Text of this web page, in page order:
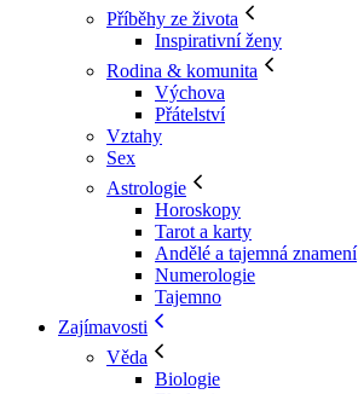
Příběhy ze života
Inspirativní ženy
Rodina & komunita
Výchova
Přátelství
Vztahy
Sex
Astrologie
Horoskopy
Tarot a karty
Andělé a tajemná znamení
Numerologie
Tajemno
Zajímavosti
Věda
Biologie